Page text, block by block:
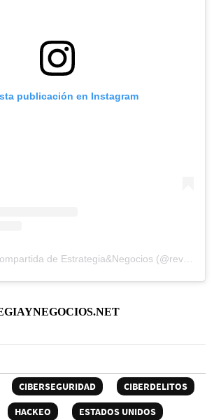
publicación en Instagram
CIBERSEGURIDAD
CIBERDELITOS
HACKEO
ESTADOS UNIDOS